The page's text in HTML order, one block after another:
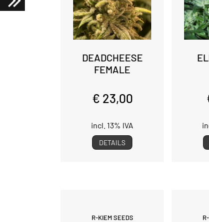
DEADCHEESE
FEMALE
€ 23,00
incl. 13% IVA
DETAILS
R-KIEM SEEDS